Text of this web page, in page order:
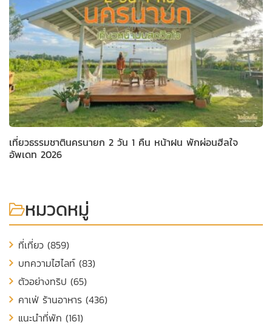
เที่ยวธรรมชาตินครนายก 2 วัน 1 คืน หน้าฝน พักผ่อนฮีลใจ
อัพเดท 2026
หมวดหมู่
ที่เที่ยว (859)
บทความไฮไลท์ (83)
ตัวอย่างทริป (65)
คาเฟ่ ร้านอาหาร (436)
แนะนำที่พัก (161)